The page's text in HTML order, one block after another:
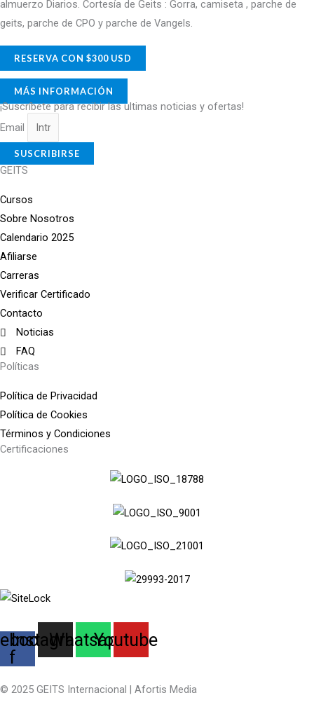
almuerzo Diarios. Cortesía de Geits : Gorra, camiseta , parche de
geits, parche de CPO y parche de Vangels.
RESERVA CON $300 USD
MÁS INFORMACIÓN
¡Suscríbete para recibir las ultimas noticias y ofertas!
Email
SUSCRIBIRSE
GEITS
Cursos
Sobre Nosotros
Calendario 2025
Afiliarse
Carreras
Verificar Certificado
Contacto
Noticias
FAQ
Políticas
Política de Privacidad
Política de Cookies
Términos y Condiciones
Certificaciones
f
InstagramWhatsappYoutube
© 2025 GEITS Internacional | Afortis Media